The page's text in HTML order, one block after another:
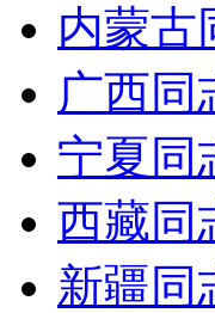
内蒙古
广西同
宁夏同
西藏同
新疆同